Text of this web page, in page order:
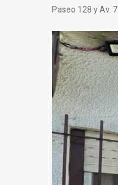
Paseo 128 y Av. 7